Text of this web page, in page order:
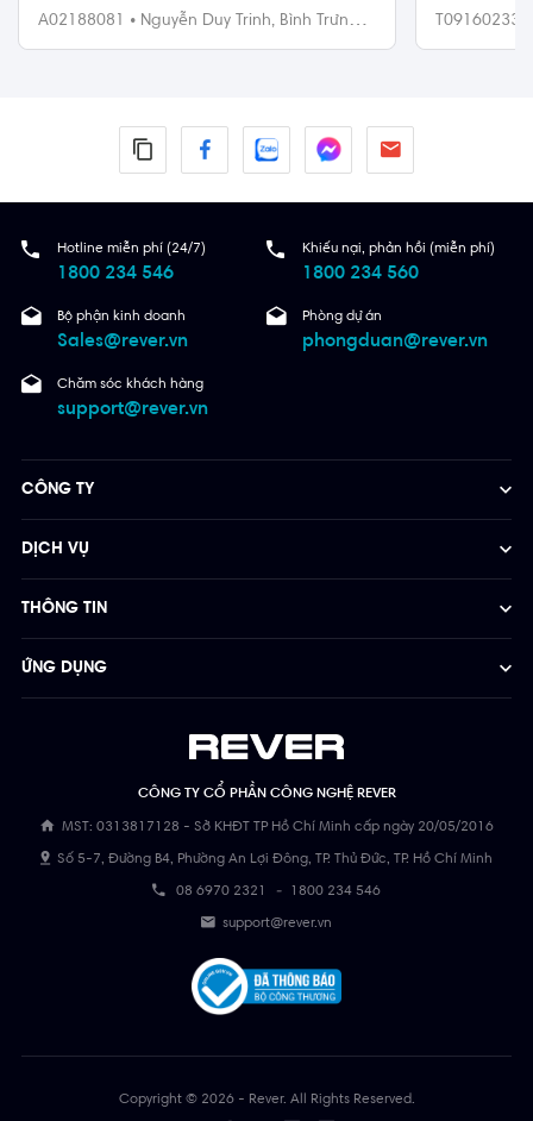
diện tích 152m²
A02188081 • Nguyễn Duy Trinh, Bình Trưng
diện tích
T09160233
Hotline miễn phí (24/7)
1800 234 546
Khiếu nại, phản hồi (miễn phí)
1800 234 560
Bộ phận kinh doanh
Sales@rever.vn
Phòng dự án
phongduan@rever.vn
Chăm sóc khách hàng
support@rever.vn
CÔNG TY CỔ PHẦN CÔNG NGHỆ REVER
MST: 0313817128 - Sở KHĐT TP Hồ Chí Minh cấp ngày 20/05/2016
Số 5-7, Đường B4, Phường An Lợi Đông, TP. Thủ Đức, TP. Hồ Chí Minh
08 6970 2321 - 1800 234 546
support@rever.vn
CÔNG TY
DỊCH VỤ
THÔNG TIN
ỨNG DỤNG
Copyright © 2026 - Rever. All Rights Reserved.